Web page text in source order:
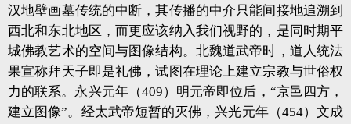
汉地壁画墓传统的中断，其传播的中介只能间接地追溯到
西北和东北地区，而更应该纳入我们视野的，是同时期平
城佛教艺术的空间与图像结构。北魏道武帝时，道人统法
果宣称拜天子即是礼佛，试图在理论上建立宗教与世俗权
力的联系。永兴元年（409）明元帝即位后，“京邑四方，
建立图像”。经太武帝短暂的灭佛，兴光元年（454）文成